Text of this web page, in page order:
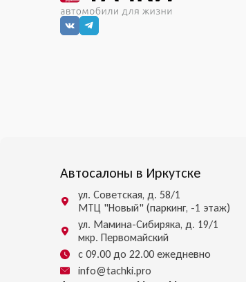
Автосалоны в Иркутске
ул. Советская, д. 58/1
МТЦ "Новый" (паркинг, -1 этаж)
ул. Мамина-Сибиряка, д. 19/1
мкр. Первомайский
с 09.00 до 22.00 ежедневно
info@tachki.pro